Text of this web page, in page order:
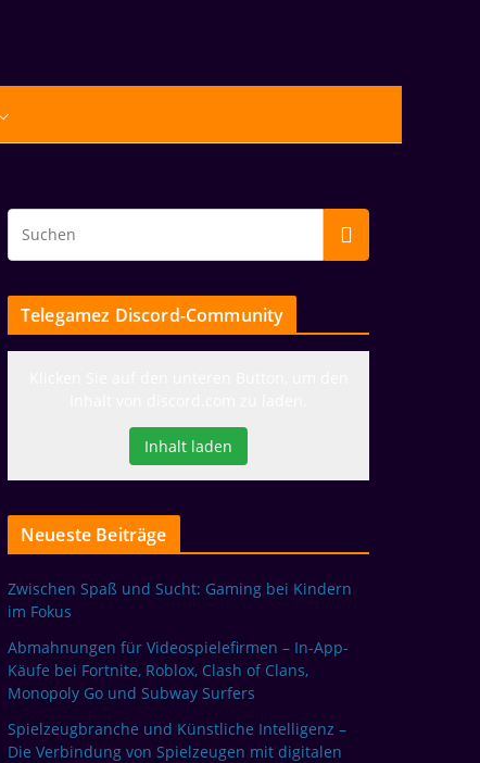
Telegamez Discord-Community
Inhalt laden
Neueste Beiträge
Zwischen Spaß und Sucht: Gaming bei Kindern
im Fokus
Abmahnungen für Videospielefirmen – In-App-
Käufe bei Fortnite, Roblox, Clash of Clans,
Monopoly Go und Subway Surfers
Spielzeugbranche und Künstliche Intelligenz –
Die Verbindung von Spielzeugen mit digitalen